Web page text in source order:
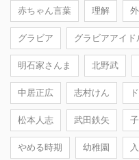
赤ちゃん言葉 理解
グラビア グラビアアイド
明石家さんま 北野武
中居正広 志村けん
松本人志 武田鉄矢
やめる時期 幼稚園